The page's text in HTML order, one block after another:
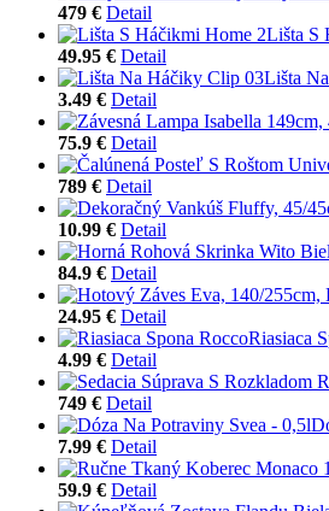
479 € Detail
Lišta S
49.95 € Detail
Lišta
3.49 € Detail
75.9 € Detail
789 € Detail
10.99 € Detail
84.9 € Detail
24.95 € Detail
Riasiaca
4.99 € Detail
749 € Detail
7.99 € Detail
59.9 € Detail